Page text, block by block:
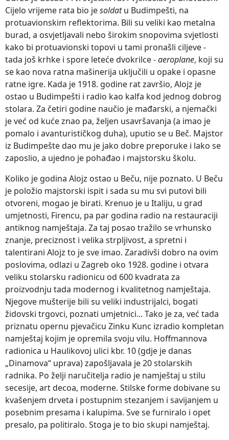
Cijelo vrijeme rata bio jesoldatu Budimpešti, na
protuavionskim reflektorima. Bili su veliki kao metalna
burad, a osvjetljavali nebo širokim snopovima svjetlosti
kako bi protuavionski topovi u tami pronašli ciljeve -
tada još krhke i spore leteće dvokrilce -aeroplane, koji su
se kao nova ratna mašinerija uključili u opake i opasne
ratne igre. Kada je 1918. godine rat završio, Alojz je
ostao u Budimpešti i radio kao kalfa kod jednog dobrog
stolara. Za četiri godine naučio je mađarski, a njemački
je već od kuće znao pa, željen usavršavanja (a imao je
pomalo i avanturističkog duha), uputio se u Beč. Majstor
iz Budimpešte dao mu je jako dobre preporuke i lako se
zaposlio, a ujedno je pohađao i majstorsku školu.
Koliko je godina Alojz ostao u Beču, nije poznato. U Beču
je položio majstorski ispit i sada su mu svi putovi bili
otvoreni, mogao je birati. Krenuo je u Italiju, u grad
umjetnosti, Firencu, pa par godina radio na restauraciji
antiknog namještaja. Za taj posao tražilo se vrhunsko
znanje, preciznost i velika strpljivost, a spretni i
talentirani Alojz to je sve imao. Zaradivši dobro na ovim
poslovima, odlazi u Zagreb oko 1928. godine i otvara
veliku stolarsku radionicu od 600 kvadrata za
proizvodnju tada modernog i kvalitetnog namještaja.
Njegove mušterije bili su veliki industrijalci, bogati
židovski trgovci, poznati umjetnici... Tako je za, već tada
priznatu opernu pjevačicu Zinku Kunc izradio kompletan
namještaj kojim je opremila svoju vilu. Hoffmannova
radionica u Haulikovoj ulici kbr. 10 (gdje je danas
„Dinamova“ uprava) zapošljavala je 20 stolarskih
radnika. Po želji naručitelja radio je namještaj u stilu
secesije, art decoa, moderne. Stilske forme dobivane su
kvašenjem drveta i postupnim stezanjem i savijanjem u
posebnim presama i kalupima. Sve se furniralo i opet
presalo, pa politiralo. Stoga je to bio skupi namještaj.